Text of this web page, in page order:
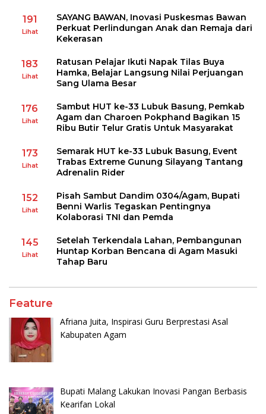
191
Lihat
SAYANG BAWAN, Inovasi Puskesmas Bawan
Perkuat Perlindungan Anak dan Remaja dari
Kekerasan
183
Lihat
Ratusan Pelajar Ikuti Napak Tilas Buya
Hamka, Belajar Langsung Nilai Perjuangan
Sang Ulama Besar
176
Lihat
Sambut HUT ke-33 Lubuk Basung, Pemkab
Agam dan Charoen Pokphand Bagikan 15
Ribu Butir Telur Gratis Untuk Masyarakat
173
Lihat
Semarak HUT ke-33 Lubuk Basung, Event
Trabas Extreme Gunung Silayang Tantang
Adrenalin Rider
152
Lihat
Pisah Sambut Dandim 0304/Agam, Bupati
Benni Warlis Tegaskan Pentingnya
Kolaborasi TNI dan Pemda
145
Lihat
Setelah Terkendala Lahan, Pembangunan
Huntap Korban Bencana di Agam Masuki
Tahap Baru
Feature
Afriana Juita, Inspirasi Guru Berprestasi Asal
Kabupaten Agam
Bupati Malang Lakukan Inovasi Pangan Berbasis
Kearifan Lokal